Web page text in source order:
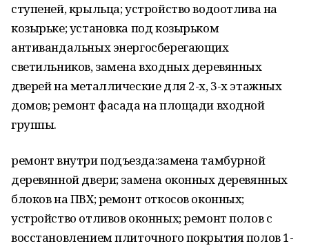
ступеней, крыльца; устройство водоотлива на
козырьке; установка под козырьком
антивандальных энергосберегающих
светильников, замена входных деревянных
дверей на металлические для 2-х, 3-х этажных
домов; ремонт фасада на площади входной
группы.
ремонт внутри подъезда:замена тамбурной
деревянной двери; замена оконных деревянных
блоков на ПВХ; ремонт откосов оконных;
устройство отливов оконных; ремонт полов с
восстановлением плиточного покрытия полов 1-